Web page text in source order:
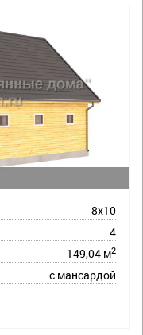
8х10
4
149,04 м2
с мансардой